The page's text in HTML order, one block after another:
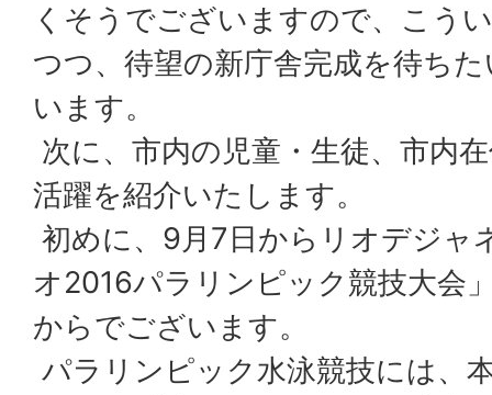
くそうでございますので、こう
つつ、待望の新庁舎完成を待ち
います。
次に、市内の児童・生徒、市内
活躍を紹介いたします。
初めに、9月7日からリオデジャ
オ2016パラリンピック競技大会
からでございます。
パラリンピック水泳競技には、